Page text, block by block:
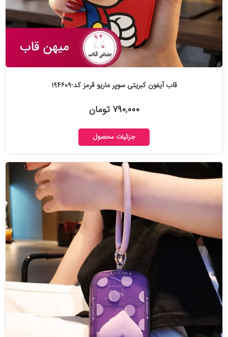
قاب آیفون کبریتی سوپر ماریو قرمز کد-۱۹۴۶۰۹
۷۹۰,۰۰۰ تومان
جزئیات محصول